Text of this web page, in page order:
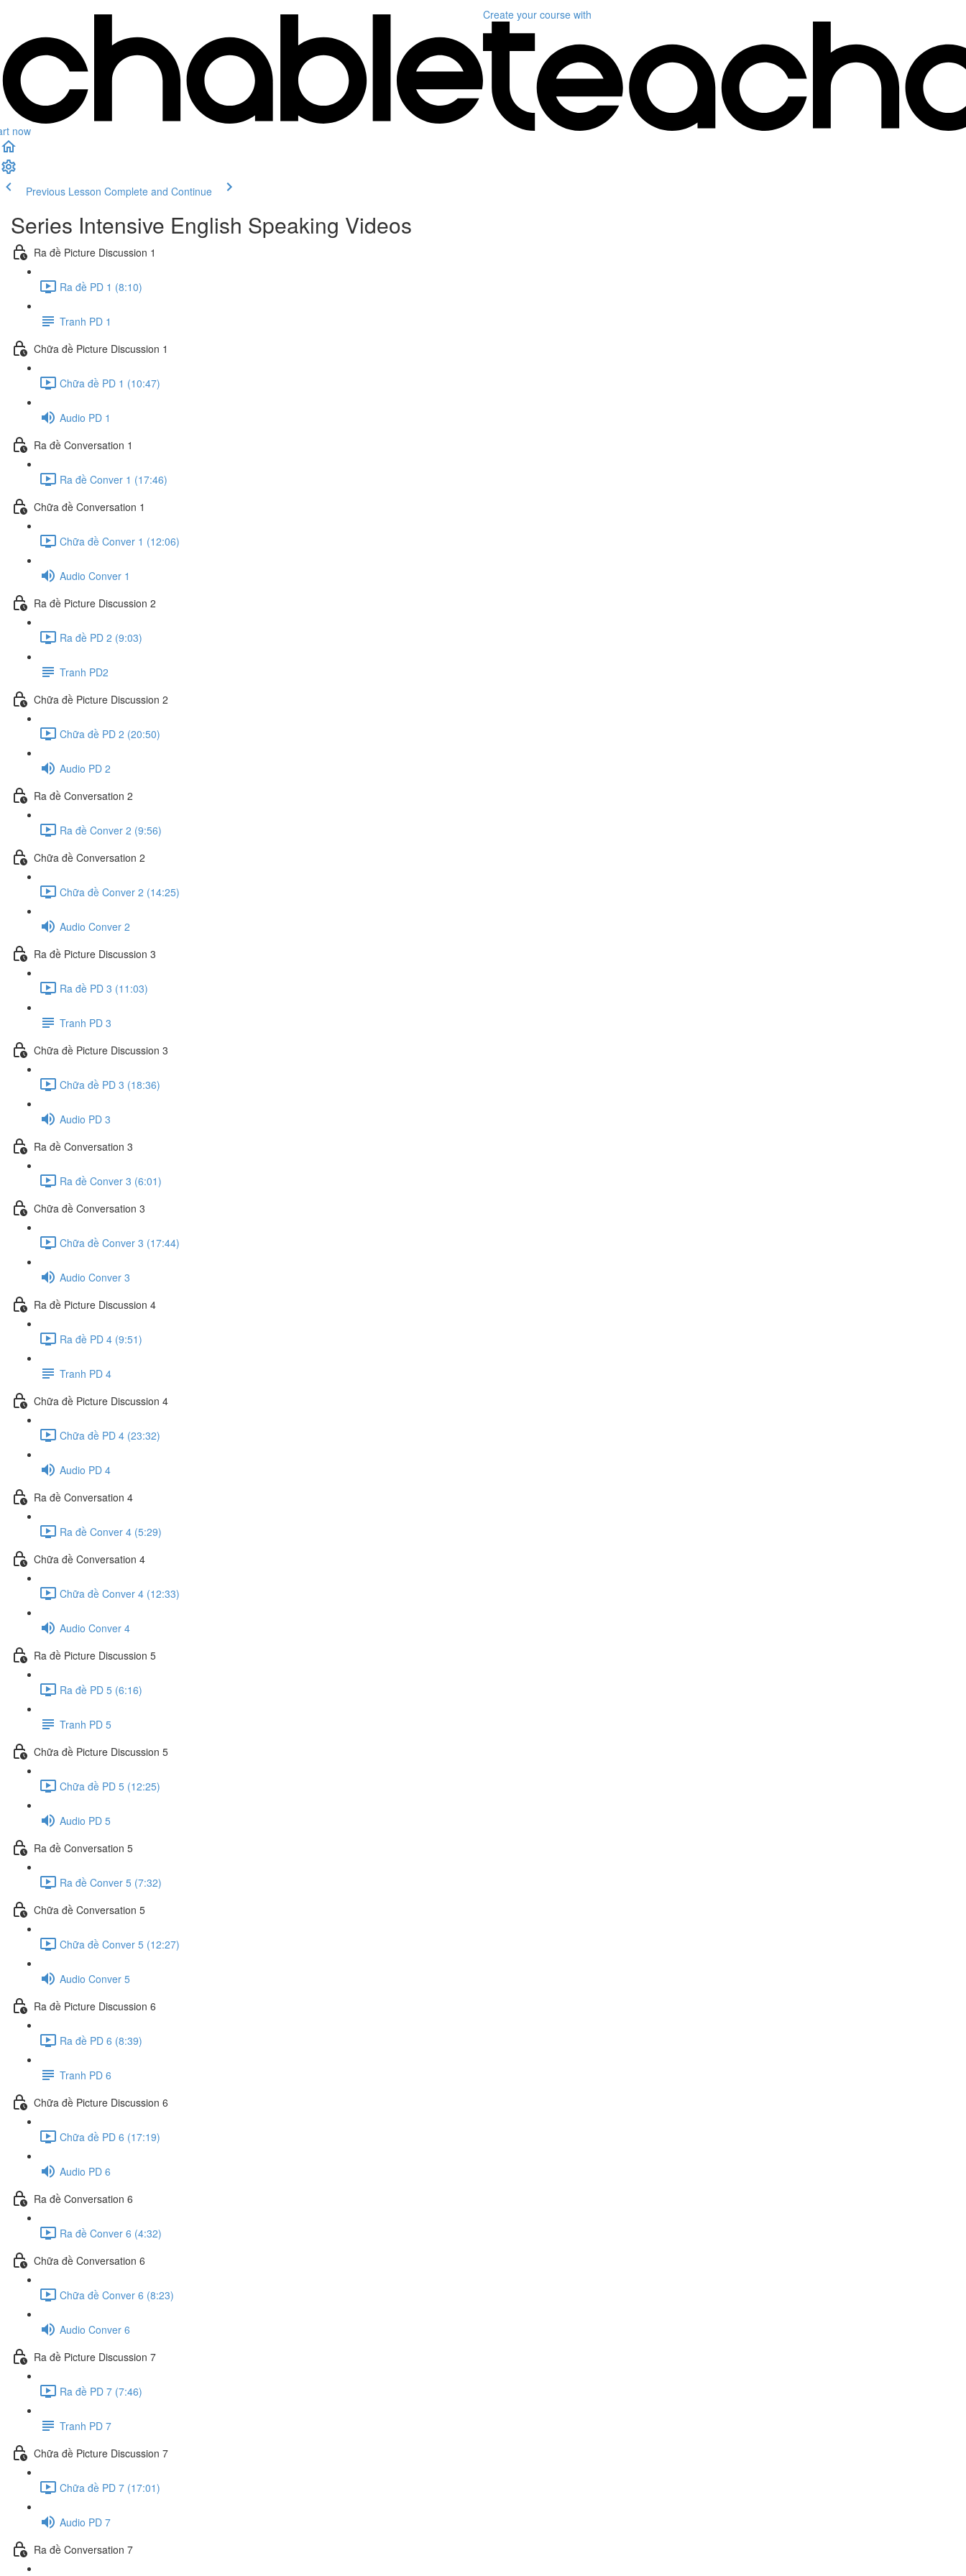
now
Create your course with
Previous Lesson Complete and Continue
Series Intensive English Speaking Videos
Ra đề Picture Discussion 1
Ra đề PD 1 (8:10)
Tranh PD 1
Chữa đề Picture Discussion 1
Chữa đề PD 1 (10:47)
Audio PD 1
Ra đề Conversation 1
Ra đề Conver 1 (17:46)
Chữa đề Conversation 1
Chữa đề Conver 1 (12:06)
Audio Conver 1
Ra đề Picture Discussion 2
Ra đề PD 2 (9:03)
Tranh PD2
Chữa đề Picture Discussion 2
Chữa đề PD 2 (20:50)
Audio PD 2
Ra đề Conversation 2
Ra đề Conver 2 (9:56)
Chữa đề Conversation 2
Chữa đề Conver 2 (14:25)
Audio Conver 2
Ra đề Picture Discussion 3
Ra đề PD 3 (11:03)
Tranh PD 3
Chữa đề Picture Discussion 3
Chữa đề PD 3 (18:36)
Audio PD 3
Ra đề Conversation 3
Ra đề Conver 3 (6:01)
Chữa đề Conversation 3
Chữa đề Conver 3 (17:44)
Audio Conver 3
Ra đề Picture Discussion 4
Ra đề PD 4 (9:51)
Tranh PD 4
Chữa đề Picture Discussion 4
Chữa đề PD 4 (23:32)
Audio PD 4
Ra đề Conversation 4
Ra đề Conver 4 (5:29)
Chữa đề Conversation 4
Chữa đề Conver 4 (12:33)
Audio Conver 4
Ra đề Picture Discussion 5
Ra đề PD 5 (6:16)
Tranh PD 5
Chữa đề Picture Discussion 5
Chữa đề PD 5 (12:25)
Audio PD 5
Ra đề Conversation 5
Ra đề Conver 5 (7:32)
Chữa đề Conversation 5
Chữa đề Conver 5 (12:27)
Audio Conver 5
Ra đề Picture Discussion 6
Ra đề PD 6 (8:39)
Tranh PD 6
Chữa đề Picture Discussion 6
Chữa đề PD 6 (17:19)
Audio PD 6
Ra đề Conversation 6
Ra đề Conver 6 (4:32)
Chữa đề Conversation 6
Chữa đề Conver 6 (8:23)
Audio Conver 6
Ra đề Picture Discussion 7
Ra đề PD 7 (7:46)
Tranh PD 7
Chữa đề Picture Discussion 7
Chữa đề PD 7 (17:01)
Audio PD 7
Ra đề Conversation 7